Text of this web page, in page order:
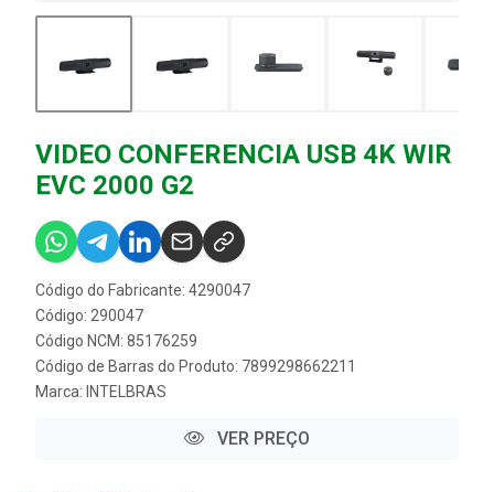
VIDEO CONFERENCIA USB 4K WIR
EVC 2000 G2
Código do Fabricante: 4290047
Código: 290047
Código NCM: 85176259
Código de Barras do Produto: 7899298662211
Marca: INTELBRAS
VER PREÇO